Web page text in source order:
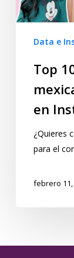
Data e
Top
en
¿Quieres
para el
febrero 11,